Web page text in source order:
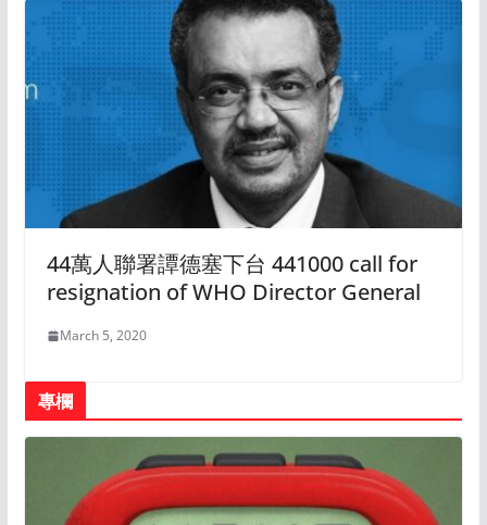
44萬人聯署譚德塞下台 441000 call for
resignation of WHO Director General
March 5, 2020
專欄